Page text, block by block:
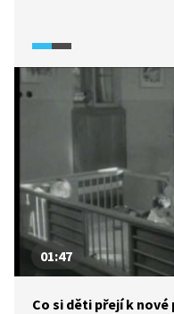
01:47
Co si děti přejí k